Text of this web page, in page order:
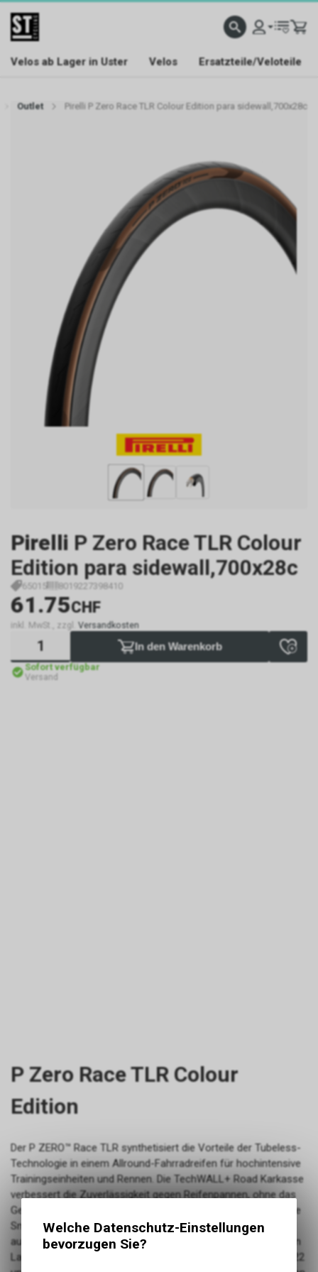
Velos ab Lager in Uster Velos Ersatzteile/Veloteile
Outlet Pirelli P Zero Race TLR Colour Edition para sidewall,700x28c
Pirelli P Zero Race TLR Colour
Edition para sidewall,700x28c
65015 8019227398410
61.75CHF
inkl. MwSt., zzgl. Versandkosten
In den Warenkorb
Sofort verfügbar
Versand
P Zero Race TLR Colour
Edition
Der P ZERO™ Race TLR synthetisiert die Vorteile der Tubeless-
Technologie in einem Allround-Fahrradreifen für hochintensive
Trainingseinheiten und Rennen. Die TechWALL+ Road Karkasse
verbessert die Zuverlässigkeit gegen Reifenpannen, ohne das
Gewicht des Reifens zu beeinträchtigen, während der spezielle
SmartEVO Compound die Griffigkeit sowohl auf nassem als
auch auf trockenem Asphalt im Vergleich zu unseren früheren
Laufflächenmischungen verbessert. P ZERO™ Race TLR 28-622
Welche Datenschutz-Einstellungen
bevorzugen Sie?